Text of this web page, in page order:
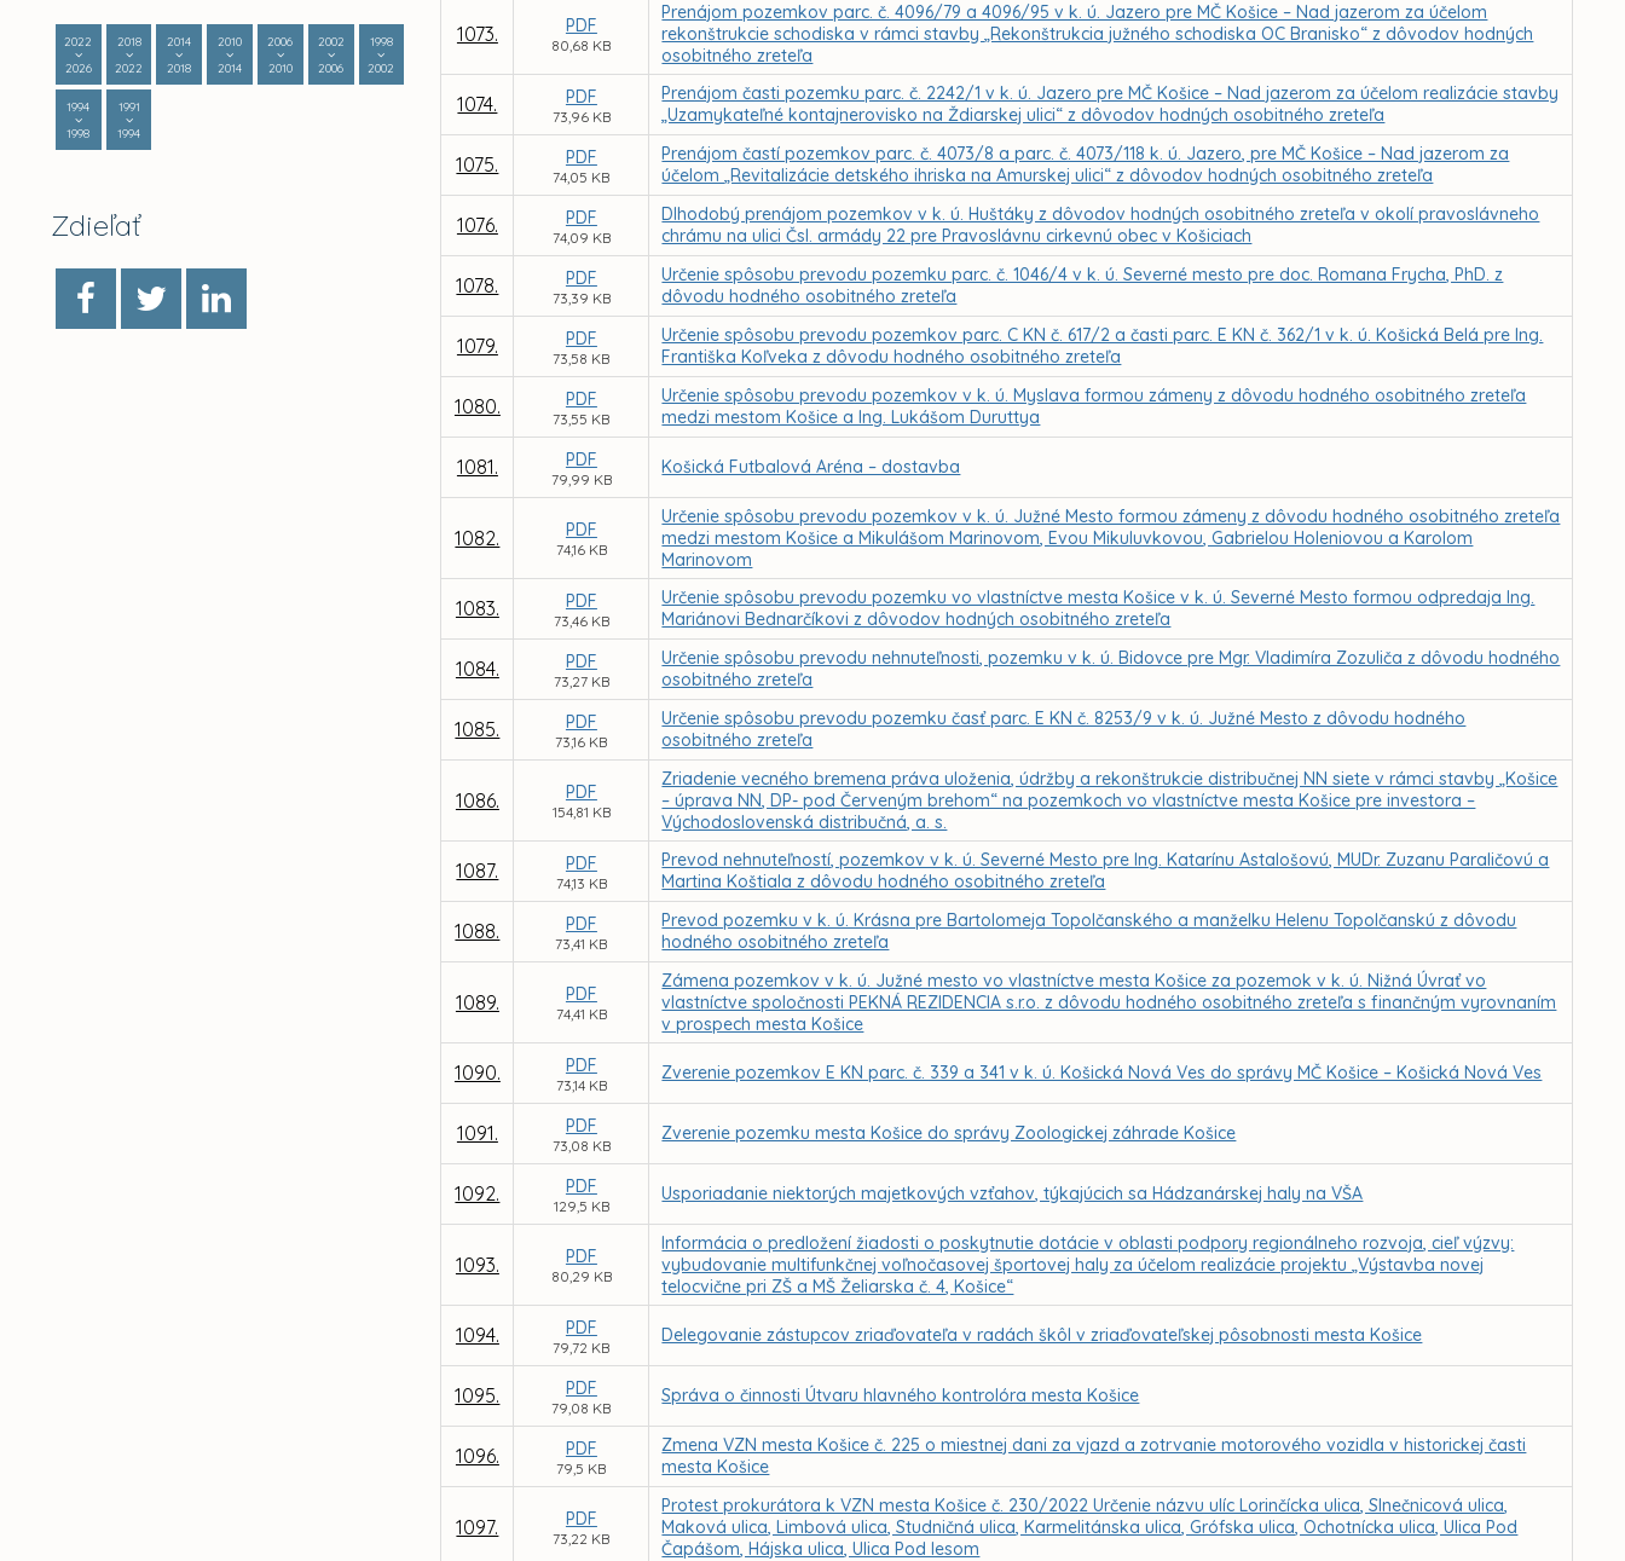
2022
2026
2018
2022
2014
2018
2010
2014
2006
2010
2002
2006
1998
2002
1994
1998
1991
1994
Zdieľať
1073. PDF
80,68 KB
Prenájom pozemkov parc. č. 4096/79 a 4096/95 v k. ú. Jazero pre MČ Košice – Nad jazerom za účelom
rekonštrukcie schodiska v rámci stavby „Rekonštrukcia južného schodiska OC Branisko“ z dôvodov hodných
osobitného zreteľa
1074. PDF
73,96 KB
Prenájom časti pozemku parc. č. 2242/1 v k. ú. Jazero pre MČ Košice – Nad jazerom za účelom realizácie stavby
„Uzamykateľné kontajnerovisko na Ždiarskej ulici“ z dôvodov hodných osobitného zreteľa
1075. PDF
74,05 KB
Prenájom častí pozemkov parc. č. 4073/8 a parc. č. 4073/118 k. ú. Jazero, pre MČ Košice – Nad jazerom za
účelom „Revitalizácie detského ihriska na Amurskej ulici“ z dôvodov hodných osobitného zreteľa
1076. PDF
74,09 KB
Dlhodobý prenájom pozemkov v k. ú. Huštáky z dôvodov hodných osobitného zreteľa v okolí pravoslávneho
chrámu na ulici Čsl. armády 22 pre Pravoslávnu cirkevnú obec v Košiciach
1078. PDF
73,39 KB
Určenie spôsobu prevodu pozemku parc. č. 1046/4 v k. ú. Severné mesto pre doc. Romana Frycha, PhD. z
dôvodu hodného osobitného zreteľa
1079. PDF
73,58 KB
Určenie spôsobu prevodu pozemkov parc. C KN č. 617/2 a časti parc. E KN č. 362/1 v k. ú. Košická Belá pre Ing.
Františka Koľveka z dôvodu hodného osobitného zreteľa
1080. PDF
73,55 KB
Určenie spôsobu prevodu pozemkov v k. ú. Myslava formou zámeny z dôvodu hodného osobitného zreteľa
medzi mestom Košice a Ing. Lukášom Duruttya
1081. PDF
79,99 KB
Košická Futbalová Aréna – dostavba
1082. PDF
74,16 KB
Určenie spôsobu prevodu pozemkov v k. ú. Južné Mesto formou zámeny z dôvodu hodného osobitného zreteľa
medzi mestom Košice a Mikulášom Marinovom, Evou Mikuluvkovou, Gabrielou Holeniovou a Karolom
Marinovom
1083. PDF
73,46 KB
Určenie spôsobu prevodu pozemku vo vlastníctve mesta Košice v k. ú. Severné Mesto formou odpredaja Ing.
Mariánovi Bednarčíkovi z dôvodov hodných osobitného zreteľa
1084. PDF
73,27 KB
Určenie spôsobu prevodu nehnuteľnosti, pozemku v k. ú. Bidovce pre Mgr. Vladimíra Zozuliča z dôvodu hodného
osobitného zreteľa
1085. PDF
73,16 KB
Určenie spôsobu prevodu pozemku časť parc. E KN č. 8253/9 v k. ú. Južné Mesto z dôvodu hodného
osobitného zreteľa
1086. PDF
154,81 KB
Zriadenie vecného bremena práva uloženia, údržby a rekonštrukcie distribučnej NN siete v rámci stavby „Košice
– úprava NN, DP- pod Červeným brehom“ na pozemkoch vo vlastníctve mesta Košice pre investora –
Východoslovenská distribučná, a. s.
1087. PDF
74,13 KB
Prevod nehnuteľností, pozemkov v k. ú. Severné Mesto pre Ing. Katarínu Astalošovú, MUDr. Zuzanu Paraličovú a
Martina Koštiala z dôvodu hodného osobitného zreteľa
1088. PDF
73,41 KB
Prevod pozemku v k. ú. Krásna pre Bartolomeja Topolčanského a manželku Helenu Topolčanskú z dôvodu
hodného osobitného zreteľa
1089. PDF
74,41 KB
Zámena pozemkov v k. ú. Južné mesto vo vlastníctve mesta Košice za pozemok v k. ú. Nižná Úvrať vo
vlastníctve spoločnosti PEKNÁ REZIDENCIA s.r.o. z dôvodu hodného osobitného zreteľa s finančným vyrovnaním
v prospech mesta Košice
1090. PDF
73,14 KB
Zverenie pozemkov E KN parc. č. 339 a 341 v k. ú. Košická Nová Ves do správy MČ Košice – Košická Nová Ves
1091. PDF
73,08 KB
Zverenie pozemku mesta Košice do správy Zoologickej záhrade Košice
1092. PDF
129,5 KB
Usporiadanie niektorých majetkových vzťahov, týkajúcich sa Hádzanárskej haly na VŠA
1093. PDF
80,29 KB
Informácia o predložení žiadosti o poskytnutie dotácie v oblasti podpory regionálneho rozvoja, cieľ výzvy:
vybudovanie multifunkčnej voľnočasovej športovej haly za účelom realizácie projektu „Výstavba novej
telocvične pri ZŠ a MŠ Želiarska č. 4, Košice“
1094. PDF
79,72 KB
Delegovanie zástupcov zriaďovateľa v radách škôl v zriaďovateľskej pôsobnosti mesta Košice
1095. PDF
79,08 KB
Správa o činnosti Útvaru hlavného kontrolóra mesta Košice
1096. PDF
79,5 KB
Zmena VZN mesta Košice č. 225 o miestnej dani za vjazd a zotrvanie motorového vozidla v historickej časti
mesta Košice
1097. PDF
73,22 KB
Protest prokurátora k VZN mesta Košice č. 230/2022 Určenie názvu ulíc Lorinčícka ulica, Slnečnicová ulica,
Maková ulica, Limbová ulica, Studničná ulica, Karmelitánska ulica, Grófska ulica, Ochotnícka ulica, Ulica Pod
Čapášom, Hájska ulica, Ulica Pod lesom